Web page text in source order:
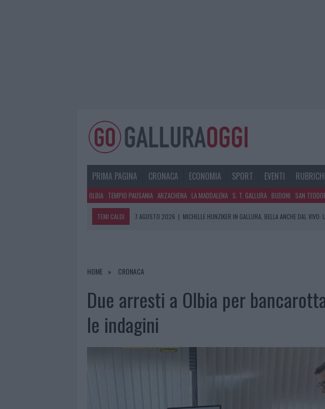
PRIMA PAGINA CRONACA ECONOMIA SPORT EVENTI
OLBIA TEMPIO PAUSANIA ARZACHENA LA MADDALENA S. T. GALLURA BUDONI SAN
TEMI CALDI 7 AGOSTO 2026 | MICHELLE HUNZIKER IN GALLURA, BELLA ANCHE DAL VIVO:
7 AGOSTO 2026
|
HOME CRONACA
Due arresti a Olbia per
le indagini